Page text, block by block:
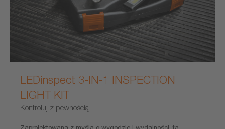
LEDinspect 3-IN-1 INSPECTION
LIGHT KIT
Kontroluj z pewnością
Zaprojektowana z myślą o wygodzie i wydajności, ta